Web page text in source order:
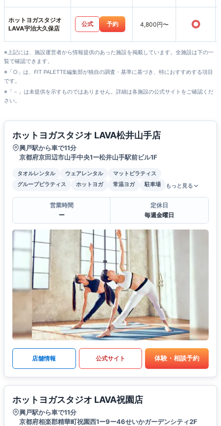
ホットヨガスタジオ
LAVA宇治大久保店
公式 予約 4,800円〜 ○
※上記には、施設運営者から情報提供のあった施設を掲載しています。全施設は下の一
覧で確認できます。
※「○」は、FIT PALETTE編集部が独自の調査・基準に基づき、特におすすめする項目
です。
※「－」は未提供を示すものではありません。詳細は各施設の公式サイトをご確認くだ
さい。
ホットヨガスタジオ LAVA松井山手店
興戸駅から車で11分
京都府京田辺市山手中央1ー松井山手駅前ビル1F
タオルレンタル ウェアレンタル
マットピラティス
グループピラティス
ホットヨガ 常温ヨガ 駐車場 もっと見る
営業時間
ー
定休日
毎週金曜日
店舗情報 公式サイト 体験・相談予約
ホットヨガスタジオ LAVA祝園店
興戸駅から車で11分
京都府相楽郡精華町祝園西1ー9ー46せいかガーデンシティ2F